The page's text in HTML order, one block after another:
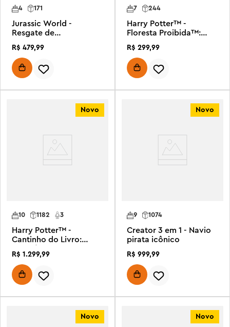
171
4
Jurassic World -
Resgate de
Estegossauro e
Pteranodonte
R$ 479,99
244
7
Harry Potter™ -
Floresta Proibida™:
R$ 299,99
Novo
10 1182 3
Harry Potter™ -
Cantinho do Livro:
Dumbledore
R$ 1 .299,99
Novo
9 1074
Creator 3 em 1 - Navio
pirata icônico
R$ 999,99
Novo Novo